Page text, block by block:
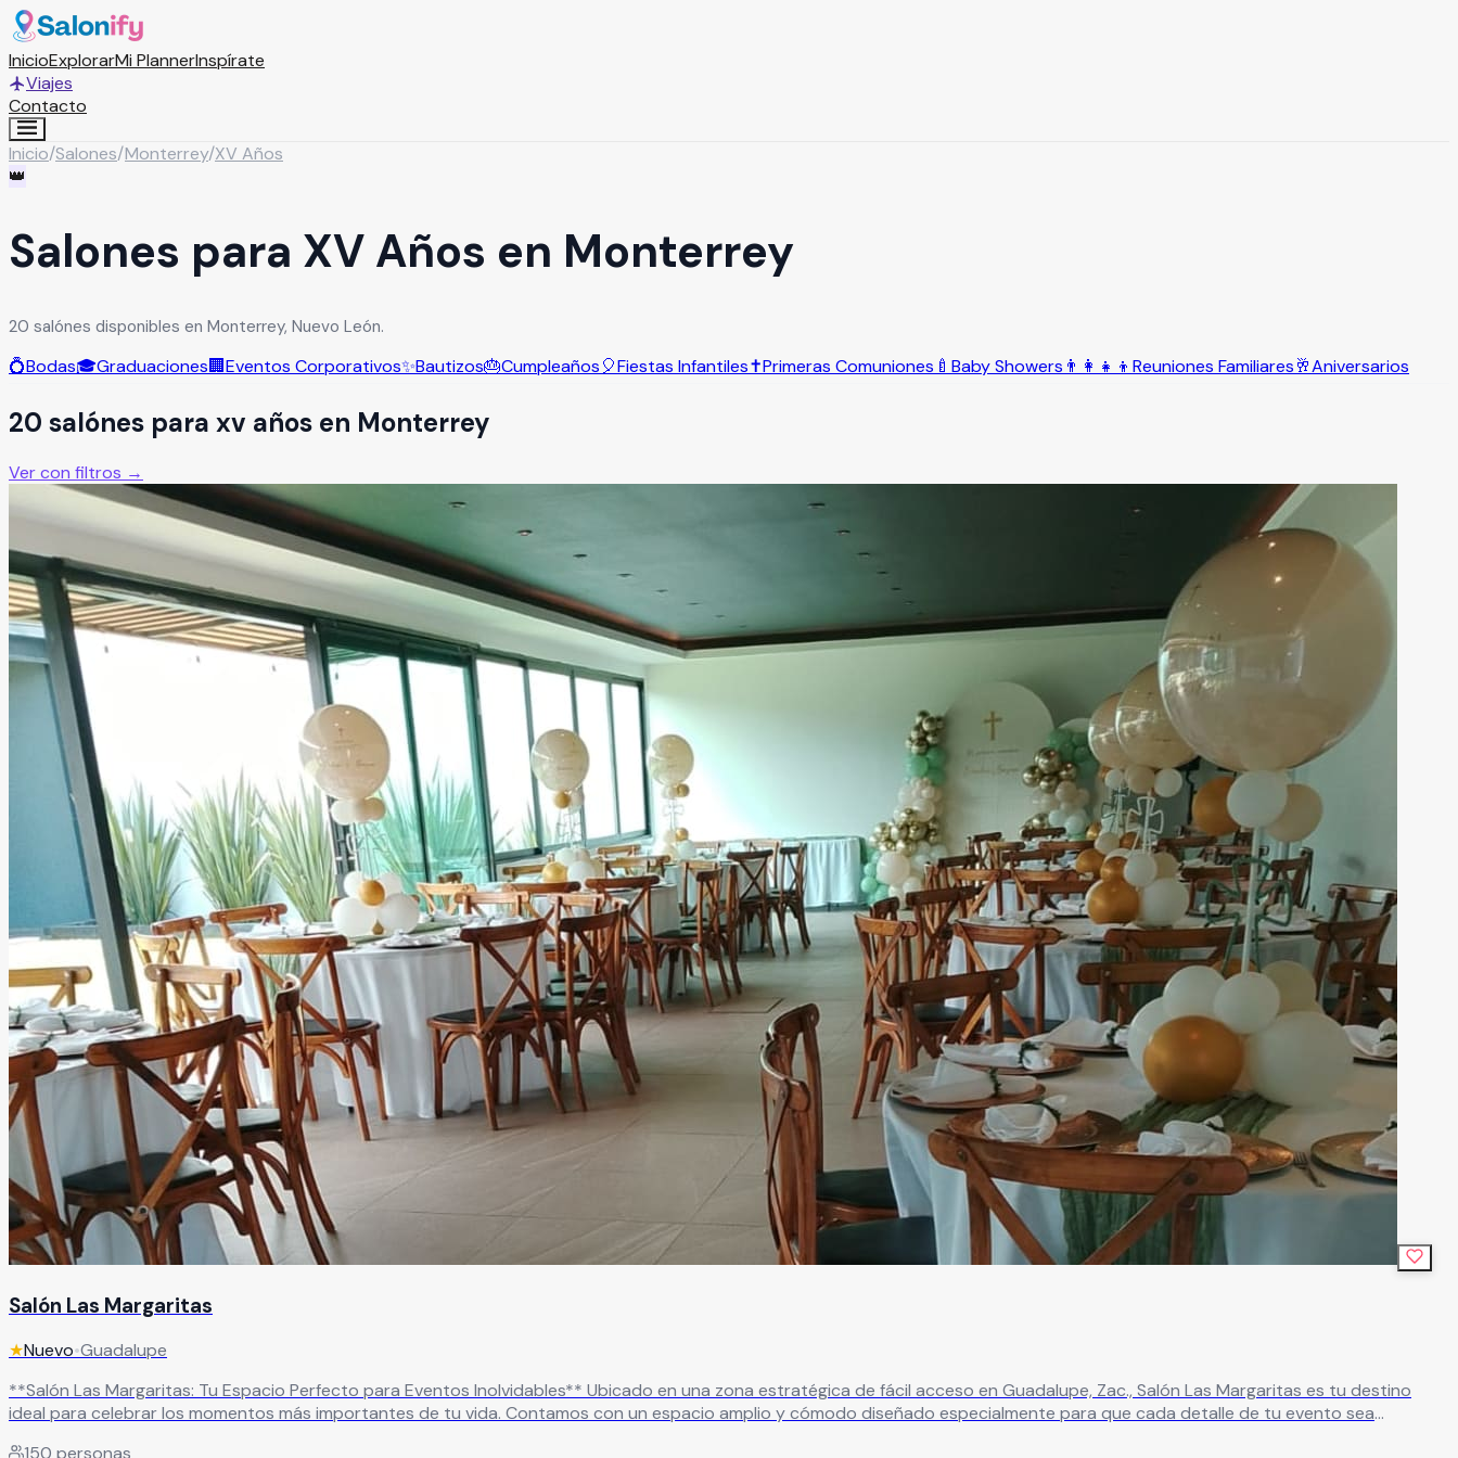
InicioExplorarMi PlannerInspírate
Viajes
Contacto
Inicio/Salones/Monterrey/XV Años
👑
Salones para XV Años en Monterrey
20 salónes disponibles en Monterrey, Nuevo León.
💍Bodas🎓Graduaciones🏢Eventos Corporativos✨Bautizos🎂Cumpleaños🎈Fiestas Infantiles✝️Primeras Comuniones 🍼 Baby Showers 👨‍👩‍👧‍👦 Reuniones Familiares🥂Aniversarios
20 salónes para xv años en Monterrey
Ver con filtros →
Salón Las Margaritas
★Nuevo•Guadalupe
**Salón Las Margaritas: Tu Espacio Perfecto para Eventos Inolvidables** Ubicado en una zona estratégica de fácil acceso en Guadalupe, Zac., Salón Las Margaritas es tu destino
ideal para celebrar los momentos más importantes de tu vida. Contamos con un espacio amplio y cómodo diseñado especialmente para que cada detalle de tu evento sea